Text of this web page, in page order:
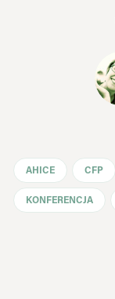
AHICE CFP
KONFERENCJA